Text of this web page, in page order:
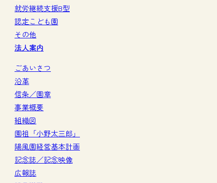
就労継続支援B型
認定こども園
その他
法人案内
ごあいさつ
沿革
信条／園章
事業概要
組織図
園祖「小野太三郎」
陽風園経営基本計画
記念誌／記念映像
広報誌